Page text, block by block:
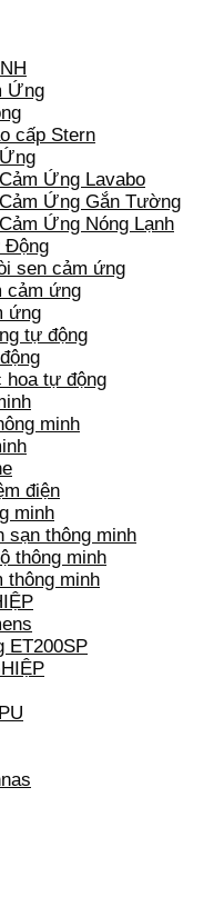
Ứng
cấp Stern
Ứng Lavabo
Ứng Gắn Tường
Ứng Nóng Lạnh
Động
sen cảm ứng
cảm ứng
ứng
tự động
hoa tự động
minh
điện
minh
sạn thông minh
thông minh
thông minh
ET200SP